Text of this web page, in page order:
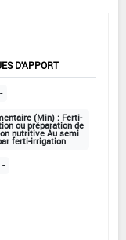
D'APPORT
-
(Min) : Ferti-
ou préparation de
nutritive Au semi
ferti-irrigation
-